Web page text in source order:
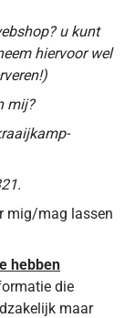
u kunt
hiervoor wel
mij?
mig/mag lassen
hebben
die
maar